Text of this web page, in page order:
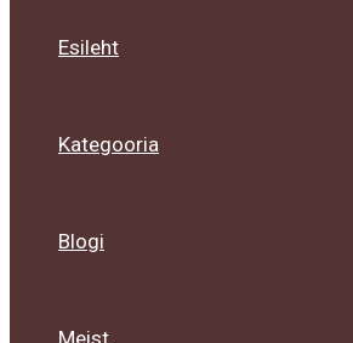
Esileht
Kategooria
Blogi
Meist